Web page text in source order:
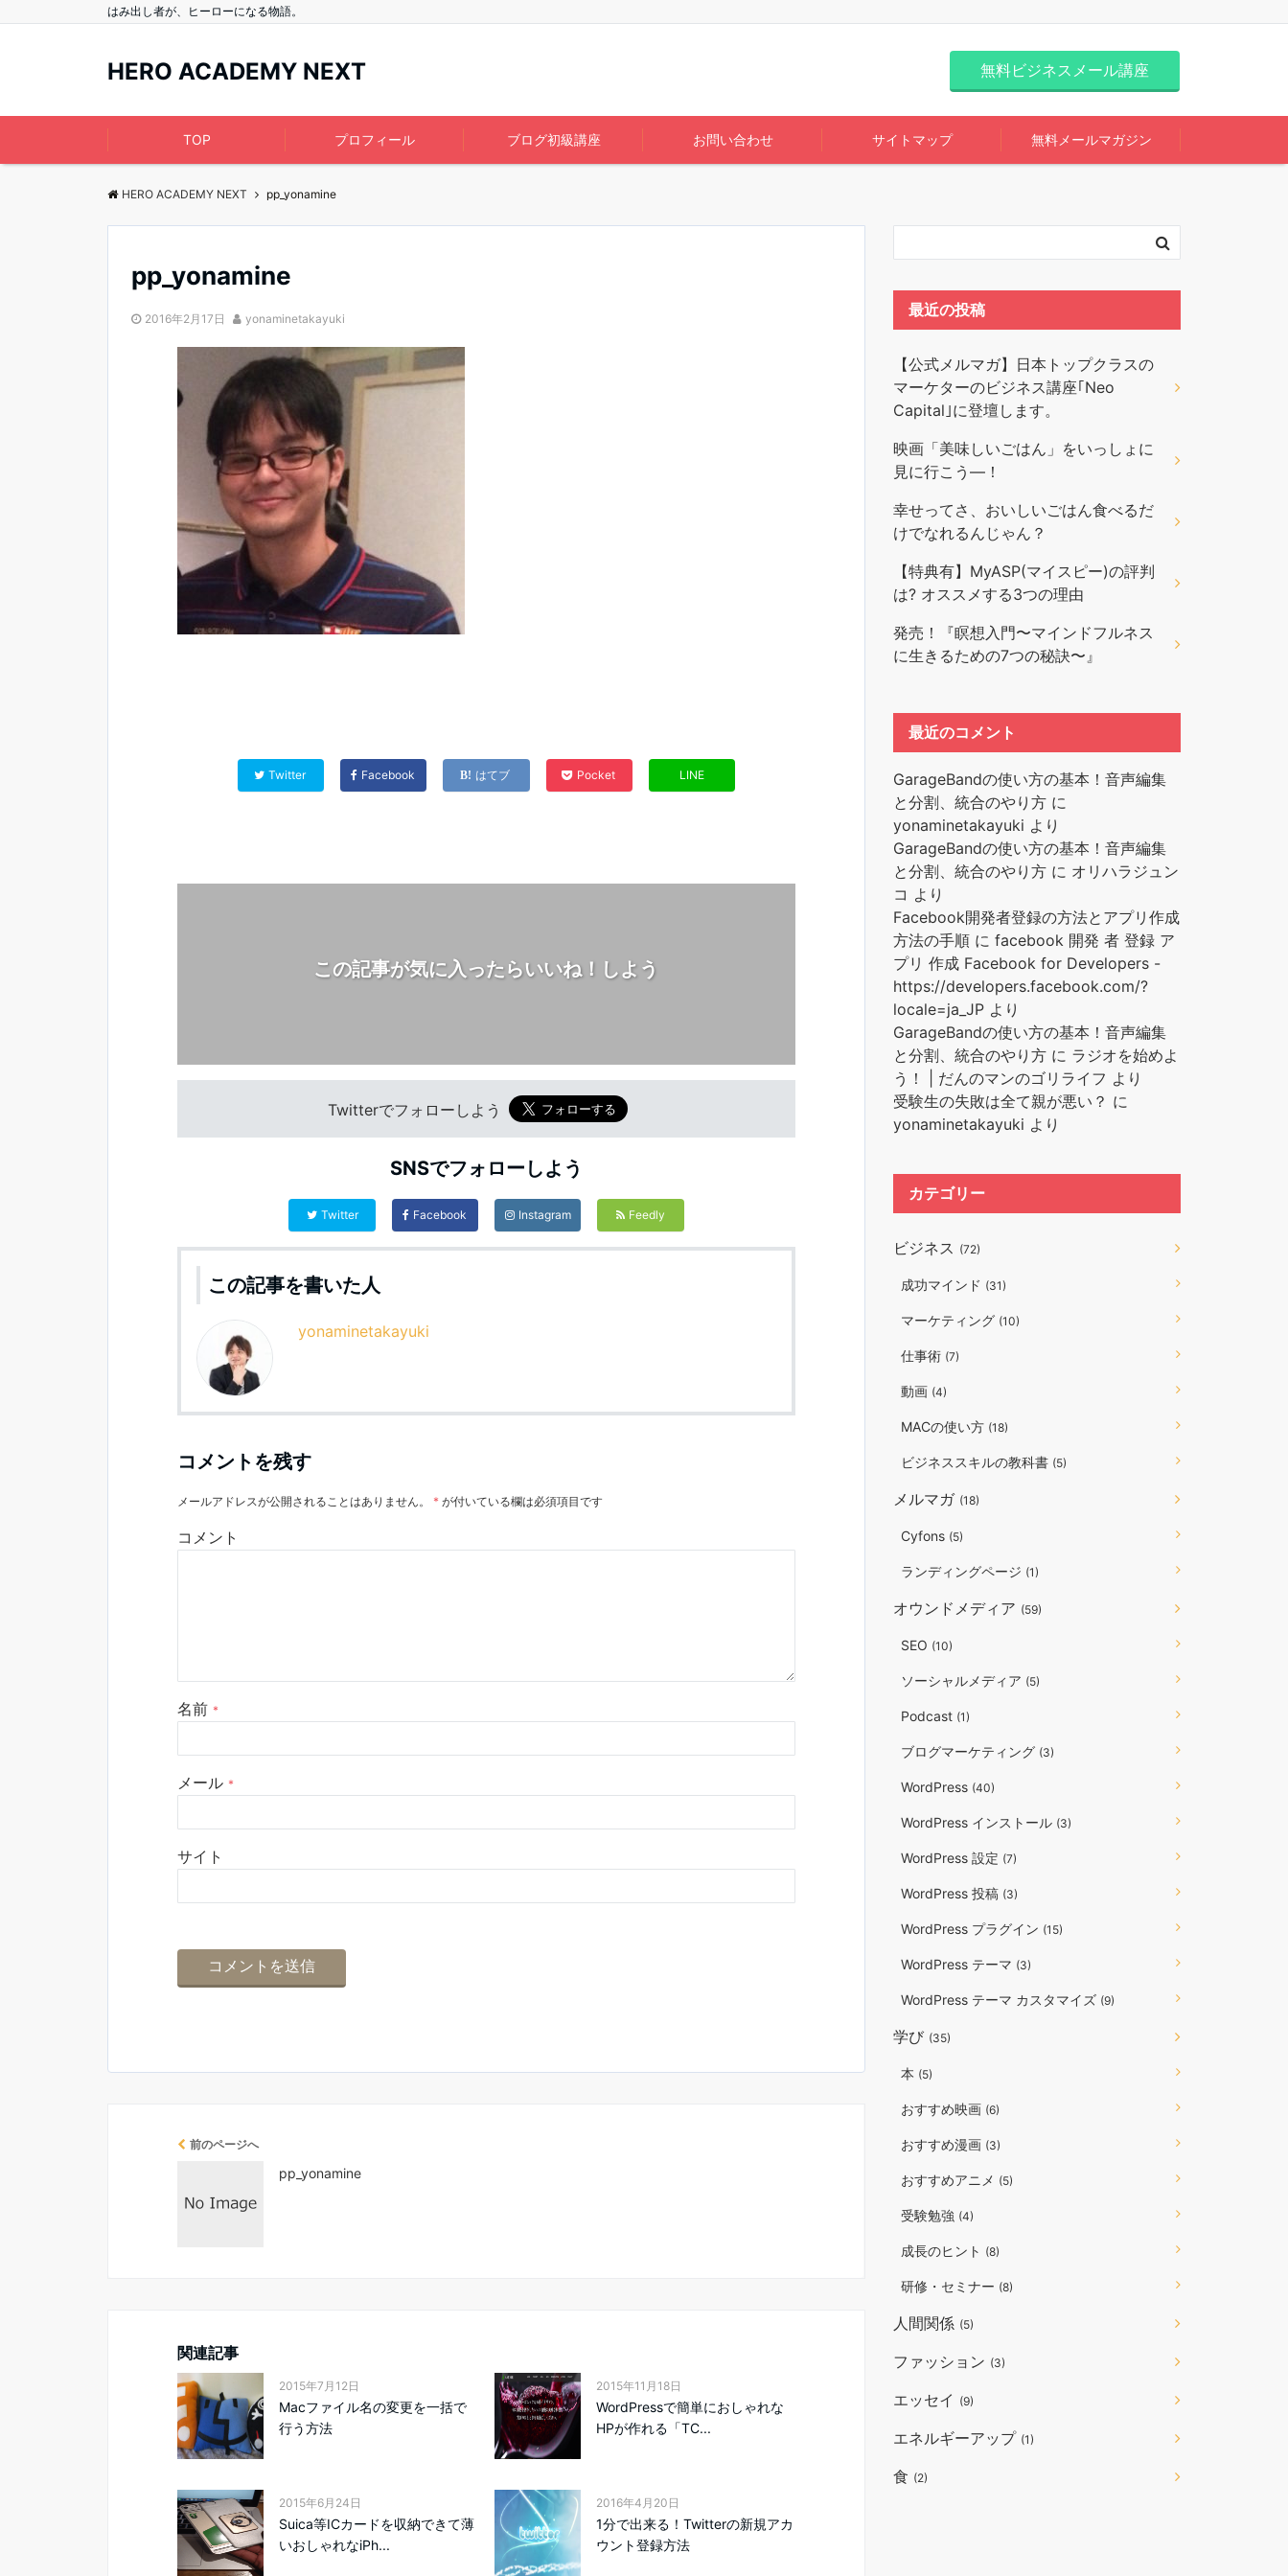
はみ出し者が、ヒーローになる物語。
HERO ACADEMY NEXT 無料ビジネスメール講座
TOP プロフィール ブログ初級講座 お問い合わせ サイトマップ 無料メールマガジン
HERO ACADEMY NEXT pp_yonamine
pp_yonamine
2016年2月17日 yonaminetakayuki
Twitter Facebook はてブ Pocket LINE
この記事が気に入ったらいいね！しよう
Twitterでフォローしよう
SNSでフォローしよう
Twitter Facebook Instagram Feedly
この記事を書いた人
yonaminetakayuki
コメントを残す
メールアドレスが公開されることはありません。 * が付いている欄は必須項目です
コメント
名前 *
メール *
サイト
前のページへ
pp_yonamine
関連記事
2015年7月12日
Macファイル名の変更を一括で
行う方法
2015年11月18日
WordPressで簡単におしゃれな
HPが作れる「TC...
2015年6月24日
Suica等ICカードを収納できて薄
いおしゃれなiPh...
2016年4月20日
1分で出来る！Twitterの新規アカ
ウント登録方法
最近の投稿
【公式メルマガ】日本トップクラスの
マーケターのビジネス講座｢Neo
Capital｣に登壇します。
映画「美味しいごはん」をいっしょに
見に行こう―！
幸せってさ、おいしいごはん食べるだ
けでなれるんじゃん？
【特典有】MyASP(マイスピー)の評判
は? オススメする3つの理由
発売！『瞑想入門〜マインドフルネス
に生きるための7つの秘訣〜』
最近のコメント
GarageBandの使い方の基本！音声編集
と分割、統合のやり方 に
yonaminetakayuki より
GarageBandの使い方の基本！音声編集
と分割、統合のやり方 に オリハラジュン
コ より
Facebook開発者登録の方法とアプリ作成
方法の手順 に facebook 開発 者 登録 ア
プリ 作成 Facebook for Developers -
https://developers.facebook.com/?
locale=ja_JP より
GarageBandの使い方の基本！音声編集
と分割、統合のやり方 に ラジオを始めよ
う！ | だんのマンのゴリライフ より
受験生の失敗は全て親が悪い？ に
yonaminetakayuki より
カテゴリー
ビジネス (72)
成功マインド (31)
マーケティング (10)
仕事術 (7)
動画 (4)
MACの使い方 (18)
ビジネススキルの教科書 (5)
メルマガ (18)
Cyfons (5)
ランディングページ (1)
オウンドメディア (59)
SEO (10)
ソーシャルメディア (5)
Podcast (1)
ブログマーケティング (3)
WordPress (40)
WordPress インストール (3)
WordPress 設定 (7)
WordPress 投稿 (3)
WordPress プラグイン (15)
WordPress テーマ (3)
WordPress テーマ カスタマイズ (9)
学び (35)
本 (5)
おすすめ映画 (6)
おすすめ漫画 (3)
おすすめアニメ (5)
受験勉強 (4)
成長のヒント (8)
研修・セミナー (8)
人間関係 (5)
ファッション (3)
エッセイ (9)
エネルギーアップ (1)
食 (2)